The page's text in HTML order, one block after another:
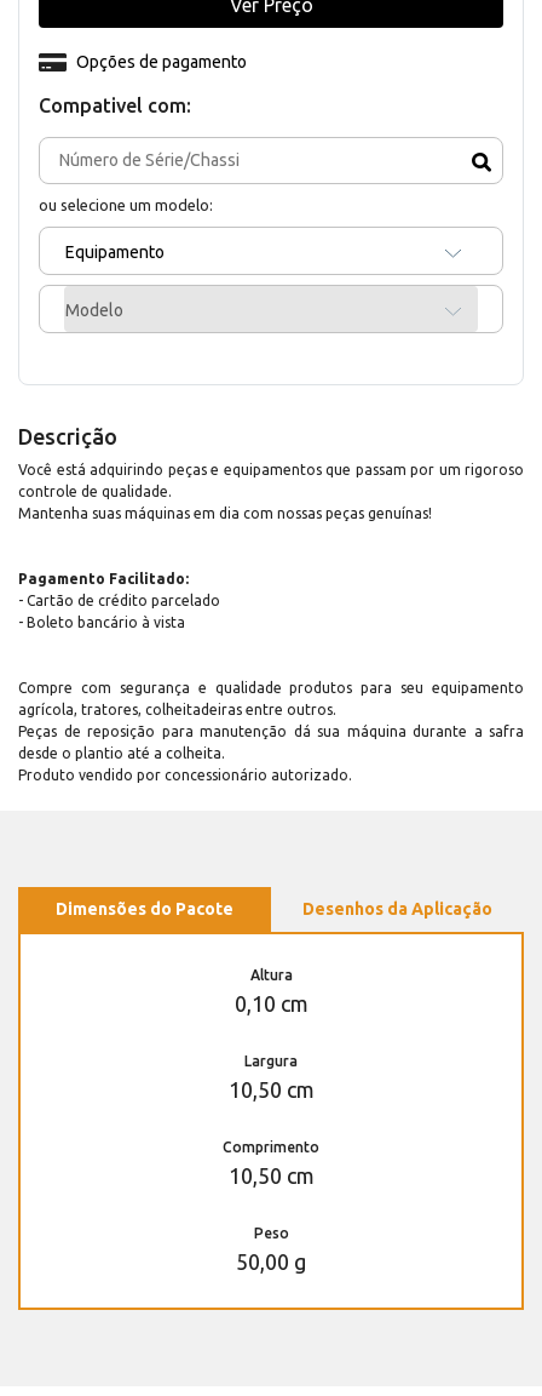
Compativel com:
ou selecione um modelo:
Equipamento
Modelo
Opções de pagamento
Ver Preço
Descrição
Você está adquirindo peças e equipamentos que passam por um rigoroso
controle de qualidade.
Mantenha suas máquinas em dia com nossas peças genuínas!
Pagamento Facilitado:
- Cartão de crédito parcelado
- Boleto bancário à vista
Compre com segurança e qualidade produtos para seu equipamento
agrícola, tratores, colheitadeiras entre outros.
Peças de reposição para manutenção dá sua máquina durante a safra
desde o plantio até a colheita.
Produto vendido por concessionário autorizado.
Dimensões do Pacote Desenhos da Aplicação
Altura
0,10 cm
Largura
10,50 cm
Comprimento
10,50 cm
Peso
50,00 g